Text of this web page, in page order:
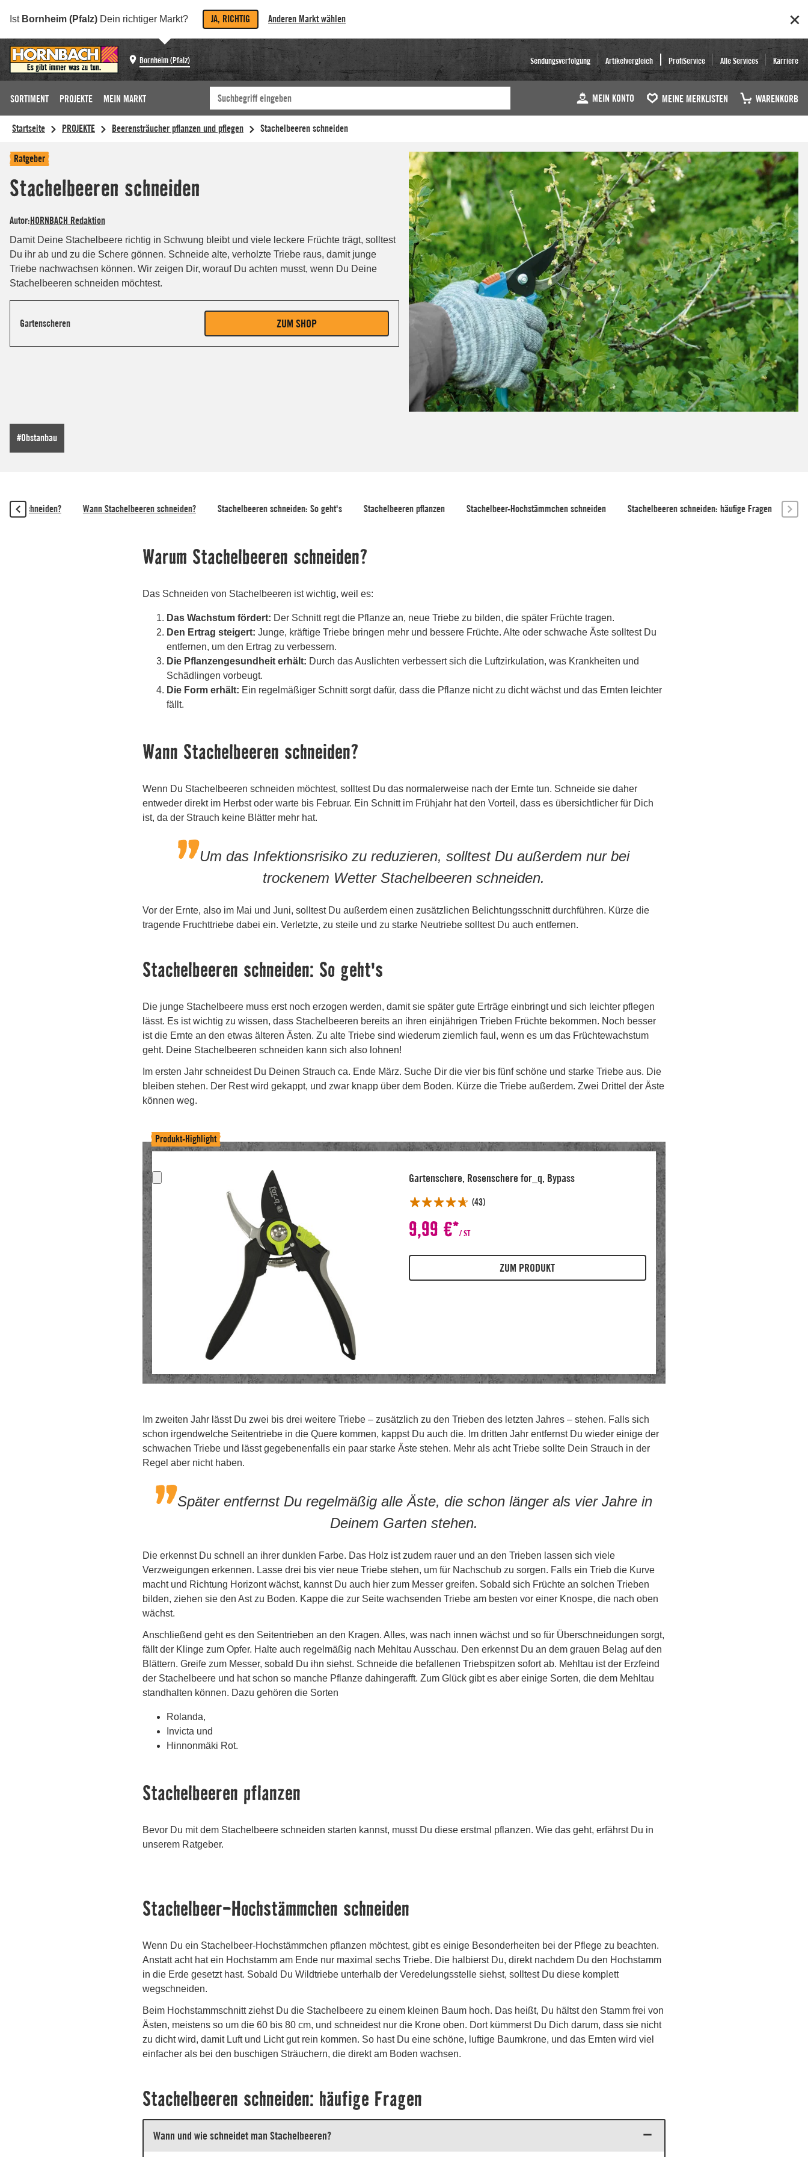
Ist Bornheim (Pfalz) Dein richtiger Markt? JA, RICHTIG Anderen Markt wählen
Bornheim (Pfalz) Sendungsverfolgung Artikelvergleich ProfiService Alle Services Karriere
SORTIMENT PROJEKTE MEIN MARKT MEIN KONTO MEINE MERKLISTEN WARENKORB